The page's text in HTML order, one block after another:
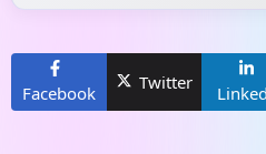
Facebook
Twitter